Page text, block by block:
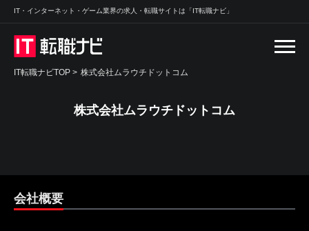
IT・インターネット・ゲーム業界の求人・転職サイトは「IT転職ナビ」
IT転職ナビTOP > 株式会社ムラウチドットコム
株式会社ムラウチドットコム
会社概要